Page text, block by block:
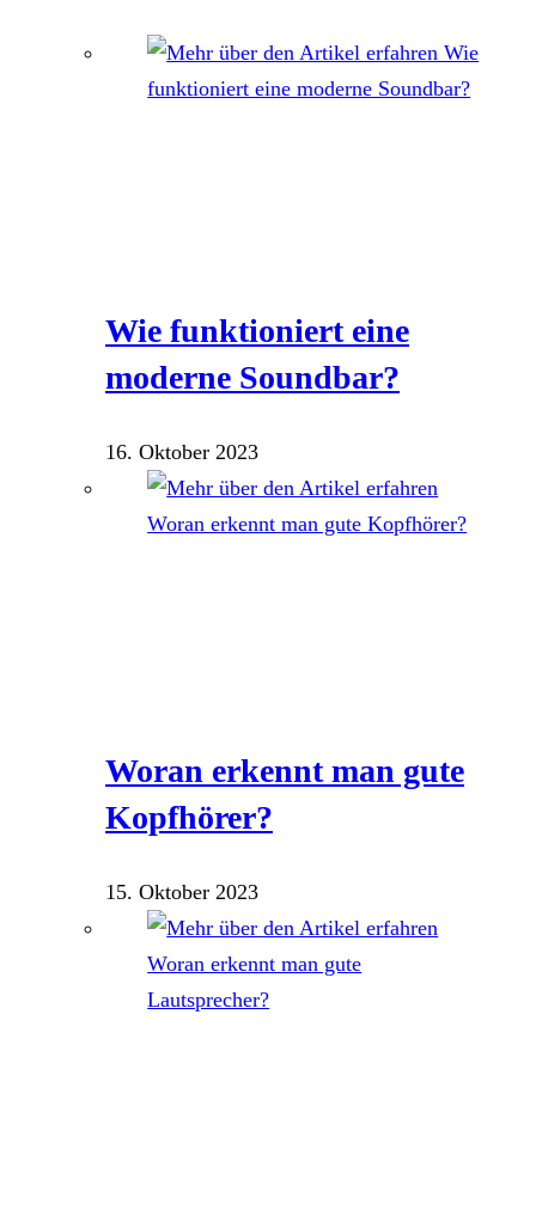
Wie funktioniert eine
moderne Soundbar?
16. Oktober 2023
Woran erkennt man gute
Kopfhörer?
15. Oktober 2023